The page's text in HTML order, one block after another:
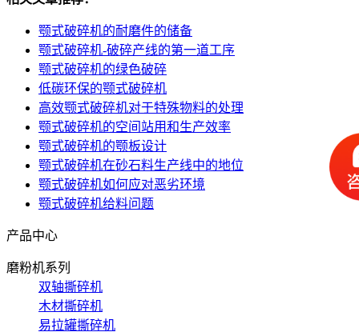
颚式破碎机的耐磨件的储备
颚式破碎机-破碎产线的第一道工序
颚式破碎机的绿色破碎
低碳环保的颚式破碎机
高效颚式破碎机对于特殊物料的处理
颚式破碎机的空间站用和生产效率
颚式破碎机的颚板设计
颚式破碎机在砂石料生产线中的地位
颚式破碎机如何应对恶劣环境
颚式破碎机给料问题
产品中心
磨粉机系列
双轴撕碎机
木材撕碎机
易拉罐撕碎机